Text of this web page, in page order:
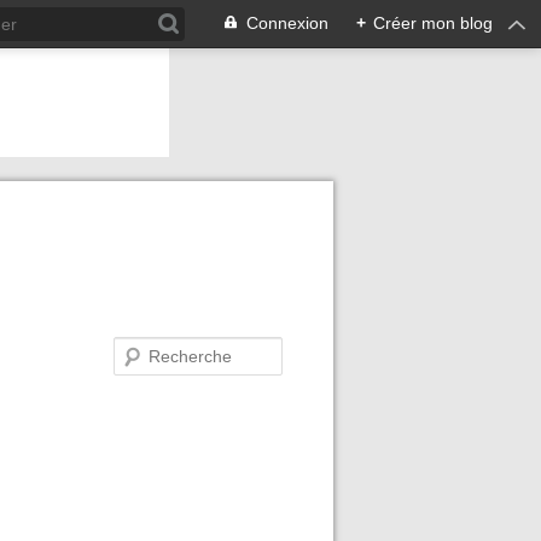
Connexion + Créer mon blog